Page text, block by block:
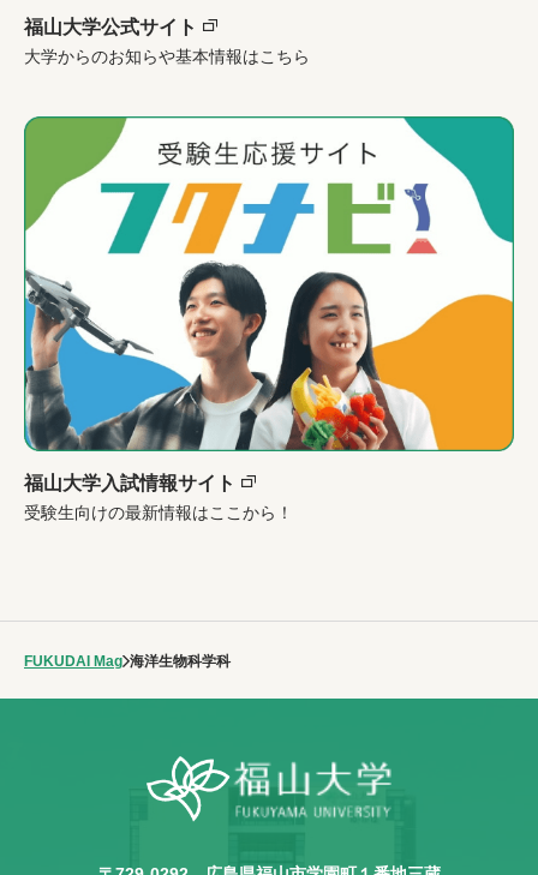
福山大学公式サイト
大学からのお知らや基本情報はこちら
福山大学入試情報サイト
受験生向けの最新情報はここから！
FUKUDAI Mag 海洋生物科学科